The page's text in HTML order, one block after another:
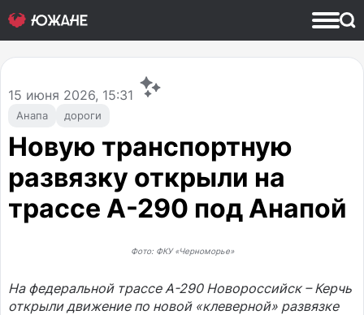
Анапа дороги
15 июня 2026, 15:31
Новую транспортную
развязку открыли на
трассе А-290 под Анапой
Фото: ФКУ «Черноморье»
На федеральной трассе А-290 Новороссийск – Керчь
открыли движение по новой «клеверной» развязке